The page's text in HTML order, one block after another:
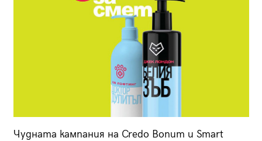
Чудната кампания на Credo Bonum и Smart